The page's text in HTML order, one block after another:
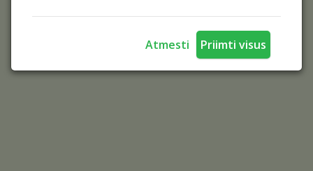
Atmesti Priimti visus